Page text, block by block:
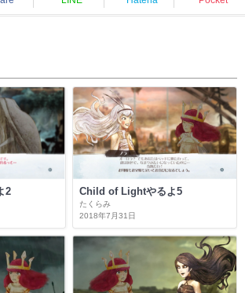
2 Child of Lightやるよ5
たくらみ
2018年7月31日